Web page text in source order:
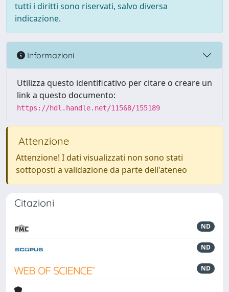
tutti i diritti sono riservati, salvo diversa
indicazione.
Informazioni
Utilizza questo identificativo per citare o creare un
link a questo documento:
https://hdl.handle.net/11568/155189
Attenzione
Attenzione! I dati visualizzati non sono stati
sottoposti a validazione da parte dell'ateneo
Citazioni
ND
ND
ND